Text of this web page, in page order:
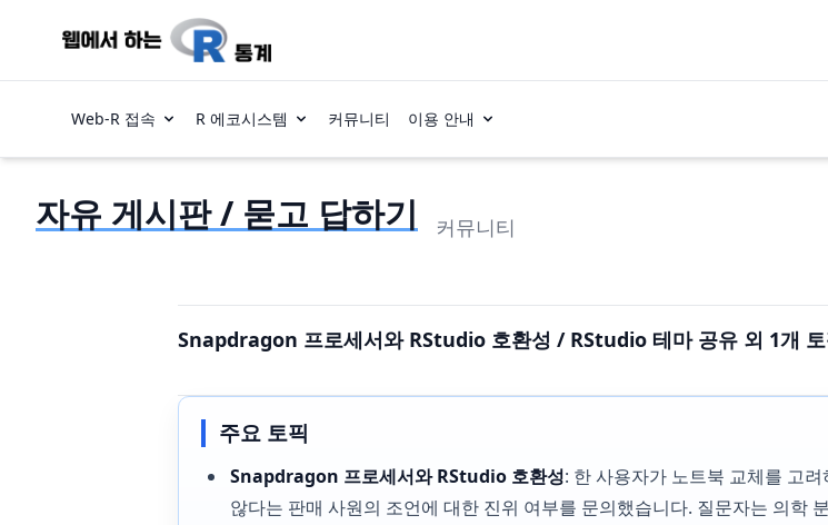
Web-R 접속 R 에코시스템 커뮤니티 이용 안내
자유 게시판 / 묻고 답하기 커뮤니티
Snapdragon 프로세서와 RStudio 호환성 / RStudio 테마 공유 외 1개 토
주요 토픽
Snapdragon 프로세서와 RStudio 호환성: 한 사용자가 노트북 교체를 고려
않다는 판매 사원의 조언에 대한 진위 여부를 문의했습니다. 질문자는 의학